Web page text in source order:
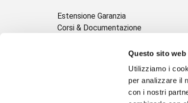
Questo sito
Utilizziamo i
per analizzare il
con i nostri
Estensione Garanzia
Corsi & Documentazione